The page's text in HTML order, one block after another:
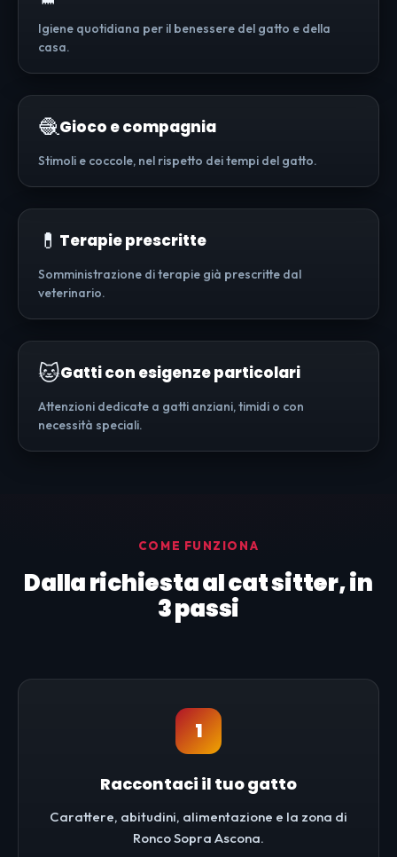
Igiene quotidiana per il benessere del gatto e della
casa.
🧶Gioco e compagnia
Stimoli e coccole, nel rispetto dei tempi del gatto.
💊 Terapie prescritte
Somministrazione di terapie già prescritte dal
veterinario.
🐱Gatti con esigenze particolari
Attenzioni dedicate a gatti anziani, timidi o con
necessità speciali.
COME FUNZIONA
Dalla richiesta al cat sitter, in
3 passi
1
Raccontaci il tuo gatto
Carattere, abitudini, alimentazione e la zona di
Ronco Sopra Ascona.